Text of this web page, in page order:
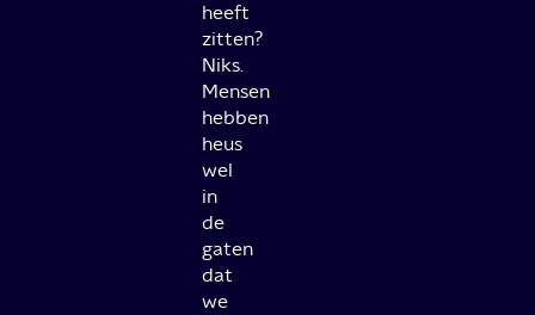
heeft
zitten?
Niks.
Mensen
hebben
heus
wel
in
de
gaten
dat
we